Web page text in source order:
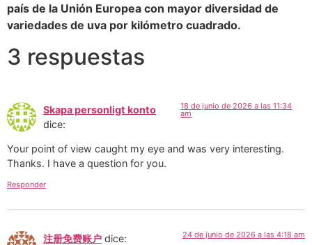
país de la Unión Europea con mayor diversidad de
variedades de uva por kilómetro cuadrado.
3 respuestas
Skapa personligt konto
dice:
18 de junio de 2026 a las 11:34
am
Your point of view caught my eye and was very interesting.
Thanks. I have a question for you.
Responder
注册免费账户 dice: 24 de junio de 2026 a las 4:18 am